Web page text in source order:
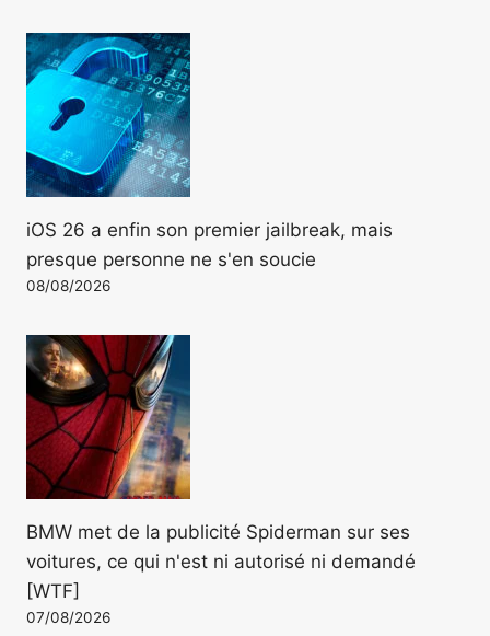
iOS 26 a enfin son premier jailbreak, mais
presque personne ne s'en soucie
08/08/2026
BMW met de la publicité Spiderman sur ses
voitures, ce qui n'est ni autorisé ni demandé
[WTF]
07/08/2026